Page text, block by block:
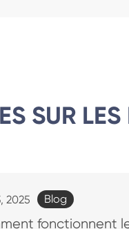
SUR
2025 Blog
fonctionnent